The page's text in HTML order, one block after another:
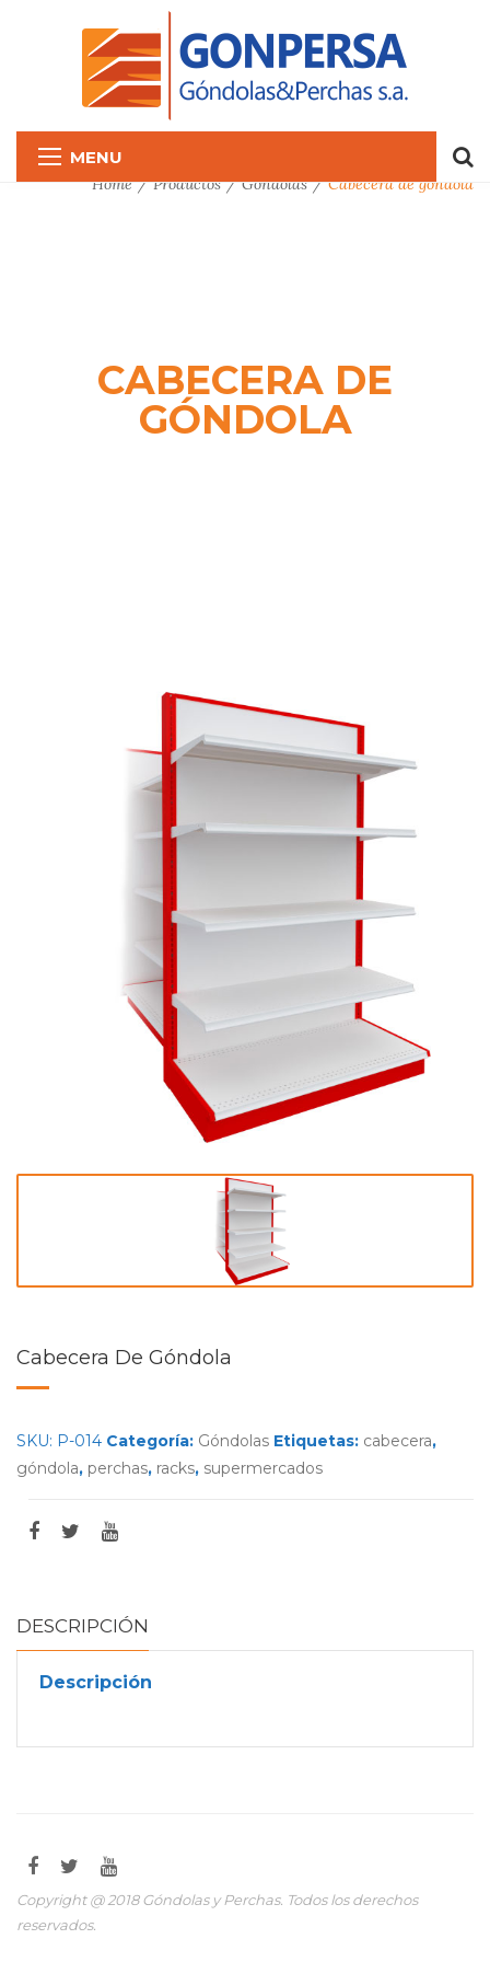
MENU
Home Productos Góndolas Cabecera de góndola
CABECERA DE
GÓNDOLA
Cabecera De Góndola
SKU: P-014 Categoría: Góndolas Etiquetas: cabecera,
góndola, perchas, racks, supermercados
DESCRIPCIÓN
Descripción
Copyright @ 2018 Góndolas y Perchas. Todos los derechos
reservados.